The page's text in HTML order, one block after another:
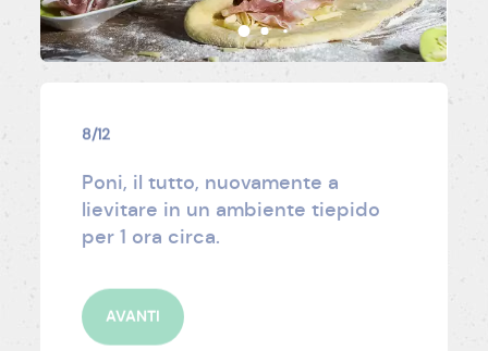
8/12
Poni, il tutto, nuovamente a
lievitare in un ambiente tiepido
per 1 ora circa.
AVANTI